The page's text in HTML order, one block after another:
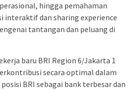
hingga pemahaman
interaktif dan sharing experience
tantangan dan peluang di
baru BRI Region 6/Jakarta 1
secara optimal dalam
BRI sebagai bank terbesar dan